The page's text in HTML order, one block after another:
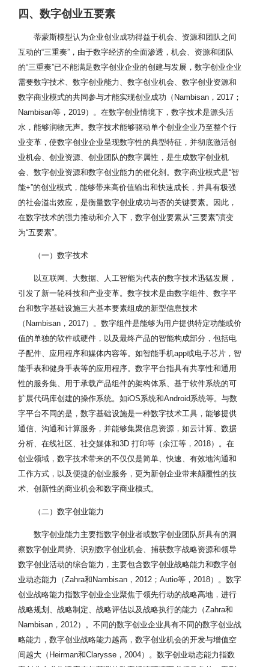
性
数
据
复
制
高
创
新
性
新
导
向
创新导向性指数字创业团队
依托数字技术构建用户共同
参与的开放式创新模式，极
·
用
户
创
新
企
业
开
放
式
会
数
变
革
性
Hair等，
2012；Hu等，
2016；Tumbas
资料来源：作者根据相关文献整理。
四、数字创业五要素
蒂蒙斯模型认为企业创业成功得益于机会、资源和团队之间
互动的“三重奏”，由于数字经济的全面渗透，机会、资源和团队
的“三重奏”已不能满足数字创业企业的创建与发展，数字创业企业
需要数字技术、数字创业能力、数字创业机会、数字创业资源和
数字商业模式的共同参与才能实现创业成功（Nambisan，2017；
Nambisan等，2019）。在数字创业情境下，数字技术是源头活
水，能够润物无声。数字技术能够驱动单个创业企业乃至整个行
业变革，使数字创业企业呈现数字性的典型特征，并彻底激活创
业机会、创业资源、创业团队的数字属性，是生成数字创业机
会、数字创业资源和数字创业能力的催化剂。数字商业模式是“智
能+”的创业模式，能够带来高价值输出和快速成长，并具有极强
的社会溢出效应，是衡量数字创业成功与否的关键要素。因此，
在数字技术的强力推动和介入下，数字创业要素从“三要素”演变
为“五要素”。
（一）数字技术
以互联网、大数据、人工智能为代表的数字技术迅猛发展，
引发了新一轮科技和产业变革。数字技术是由数字组件、数字平
台和数字基础设施三大基本要素组成的新型信息技术
（Nambisan，2017）。数字组件是能够为用户提供特定功能或价
值的单独的软件或硬件，以及最终产品的智能构成部分，包括电
子配件、应用程序和媒体内容等。如智能手机app或电子芯片，智
能手表和健身手表等的应用程序。数字平台指具有共享性和通用
性的服务集、用于承载产品组件的架构体系、基于软件系统的可
扩展代码库创建的操作系统。如iOS系统和Android系统等。与数
字平台不同的是，数字基础设施是一种数字技术工具，能够提供
通信、沟通和计算服务，并能够集聚信息资源，如云计算、数据
分析、在线社区、社交媒体和3D 打印等（余江等，2018）。在
创业领域，数字技术带来的不仅仅是简单、快速、有效地沟通和
工作方式，以及便捷的创业服务，更为新创企业带来颠覆性的技
术、创新性的商业机会和数字商业模式。
（二）数字创业能力
数字创业能力主要指数字创业者或数字创业团队所具有的洞
察数字创业局势、识别数字创业机会、捕获数字战略资源和领导
数字创业活动的综合能力，主要包含数字创业战略能力和数字创
业动态能力（Zahra和Nambisan，2012；Autio等，2018）。数字
创业战略能力指数字创业企业聚焦于领先行动的战略高地，进行
战略规划、战略制定、战略评估以及战略执行的能力（Zahra和
Nambisan，2012）。不同的数字创业企业具有不同的数字创业战
略能力，数字创业战略能力越高，数字创业机会的开发与增值空
间越大（Heirman和Clarysse，2004）。数字创业动态能力指数